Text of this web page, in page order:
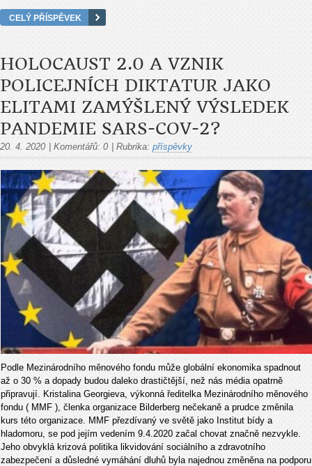
CELÝ PŘÍSPĚVEK
HOLOCAUST 2.0 A VZNIK
POLICEJNÍCH DIKTATUR JAKO
ELITAMI ZAMÝŠLENÝ VÝSLEDEK
PANDEMIE SARS-COV-2?
20. 4. 2020 Komentářů: 0 Rubrika: příspěvky
Podle Mezinárodního měnového fondu může globální ekonomika spadnout
až o 30 % a dopady budou daleko drastičtější, než nás média opatrně
připravují. Kristalina Georgieva, výkonná ředitelka Mezinárodního měnového
fondu ( MMF ), členka organizace Bilderberg nečekaně a prudce změnila
kurs této organizace. MMF přezdívaný ve světě jako Institut bídy a
hladomoru, se pod jejím vedením 9.4.2020 začal chovat značně nezvykle.
Jeho obvyklá krizová politika likvidování sociálního a zdravotního
zabezpečení a důsledné vymáhání dluhů byla najednou změněna na podporu